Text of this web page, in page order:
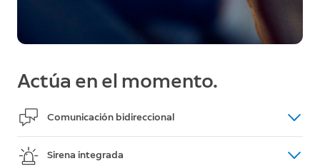
Actúa en el momento.
Comunicación bidireccional
walkie-talkie para ahuyentar a los intrusos o
Sirena integrada